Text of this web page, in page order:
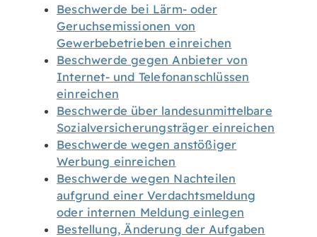
Beschwerde bei Lärm- oder
Geruchsemissionen von
Gewerbebetrieben einreichen
Beschwerde gegen Anbieter von
Internet- und Telefonanschlüssen
einreichen
Beschwerde über landesunmittelbare
Sozialversicherungsträger einreichen
Beschwerde wegen anstößiger
Werbung einreichen
Beschwerde wegen Nachteilen
aufgrund einer Verdachtsmeldung
oder internen Meldung einlegen
Bestellung, Änderung der Aufgaben